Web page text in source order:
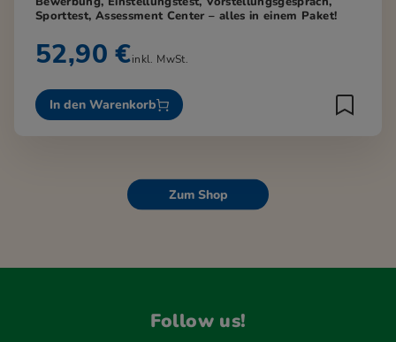
Sporttest, Assessment Center – alles in einem Paket!
52,90 €inkl. MwSt.
In den Warenkorb
Zum Shop
Follow us!